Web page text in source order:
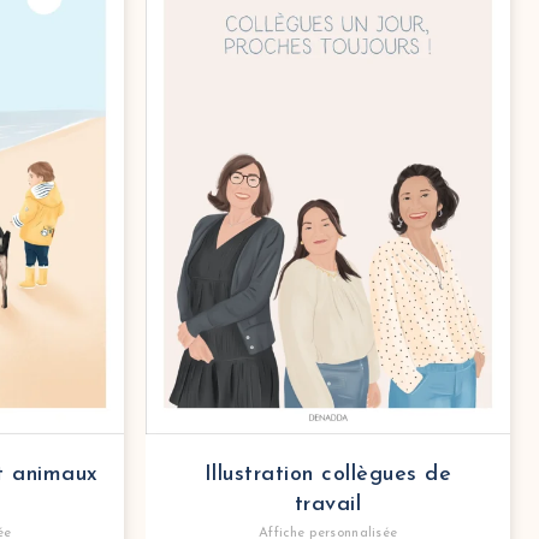
animaux
Illustration collègues de
travail
Affiche personnalisée